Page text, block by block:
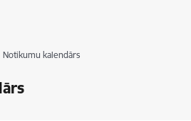
Notikumu kalendārs